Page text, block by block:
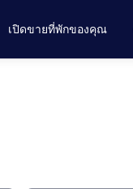
เปิดขายที่พักของคุณ